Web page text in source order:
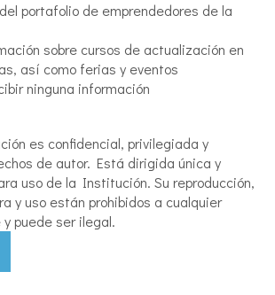
portafolio de emprendedores de la
sobre cursos de actualización en
así como ferias y eventos
ninguna información
es confidencial, privilegiada y
de autor. Está dirigida única y
uso de la Institución. Su reproducción,
y uso están prohibidos a cualquier
puede ser ilegal.